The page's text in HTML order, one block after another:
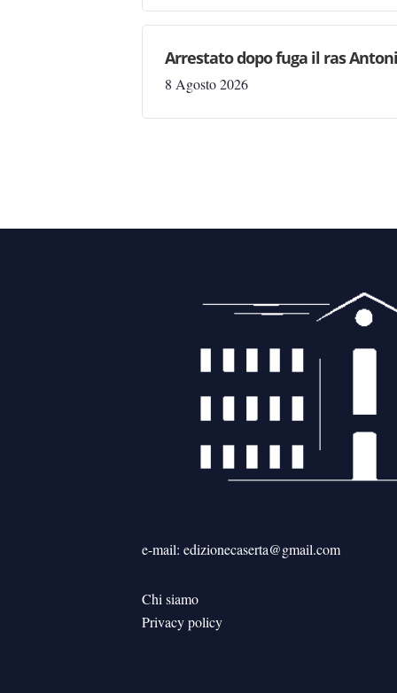
Arrestato dopo fuga il ras
8 Agosto 2026
e-mail: edizionecaserta@gmail.com
Chi siamo
Privacy policy